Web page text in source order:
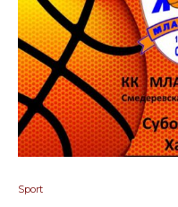
Sport